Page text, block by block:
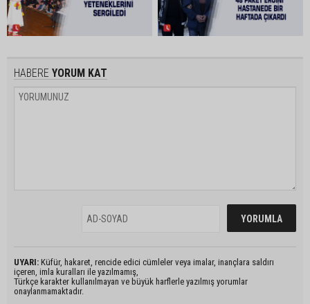
HABERE YORUM KAT
UYARI: Küfür, hakaret, rencide edici cümleler veya imalar, inançlara saldırı
içeren, imla kuralları ile yazılmamış,
Türkçe karakter kullanılmayan ve büyük harflerle yazılmış yorumlar
onaylanmamaktadır.